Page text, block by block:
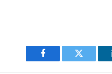
Facebook Twitter